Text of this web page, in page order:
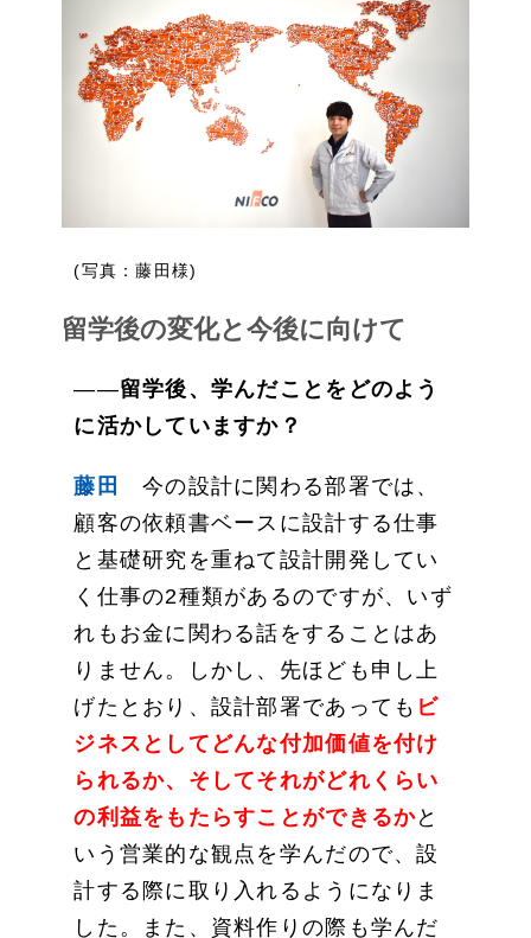
(写真：藤田様)
留学後の変化と今後に向けて
――留学後、学んだことをどのよう
に活かしていますか？
藤田
今の設計に関わる部署では、
顧客の依頼書ベースに設計する仕事
と基礎研究を重ねて設計開発してい
く仕事の2種類があるのですが、いず
れもお金に関わる話をすることはあ
りません。しかし、先ほども申し上
げたとおり、設計部署であっても ビ
ジネスとしてどんな付加価値を付け
られるか、そしてそれがどれくらい
の利益をもたらすことができるかと
いう営業的な観点を学んだので、設
計する際に取り入れるようになりま
した。また、資料作りの際も学んだ